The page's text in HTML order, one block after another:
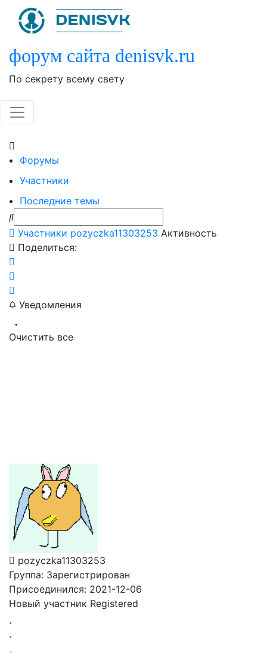
content
форум сайта denisvk.ru
По секрету всему свету
Форумы
Участники
Последние темы
Участники pozyczka11303253 Активность
Поделиться:
Уведомления
Очистить все
pozyczka11303253
Группа: Зарегистрирован
Присоединился: 2021-12-06
Новый участник Registered